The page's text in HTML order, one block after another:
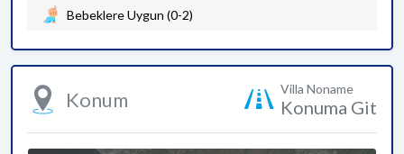
Bebeklere Uygun (0-2)
Konum Villa Noname
Konuma Git